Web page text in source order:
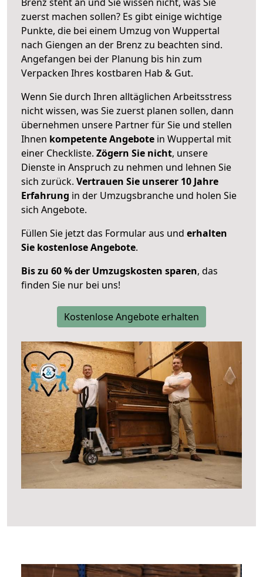
zuerst machen sollen? Es gibt einige wichtige
Punkte, die bei einem Umzug von Wuppertal
nach Giengen an der Brenz zu beachten sind.
Angefangen bei der Planung bis hin zum
Verpacken Ihres kostbaren Hab & Gut.
Wenn Sie durch Ihren alltäglichen Arbeitsstress
nicht wissen, was Sie zuerst planen sollen, dann
übernehmen unsere Partner für Sie und stellen
Ihnen kompetente Angebote in Wuppertal mit
einer Checkliste. Zögern Sie nicht, unsere
Dienste in Anspruch zu nehmen und lehnen Sie
sich zurück. Vertrauen Sie unserer 10 Jahre
Erfahrung in der Umzugsbranche und holen Sie
sich Angebote.
Füllen Sie jetzt das Formular aus und erhalten
Sie kostenlose Angebote.
Bis zu 60 % der Umzugskosten sparen, das
finden Sie nur bei uns!
Kostenlose Angebote erhalten